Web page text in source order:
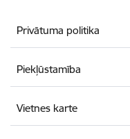
Privātuma politika
Piekļūstamība
Vietnes karte